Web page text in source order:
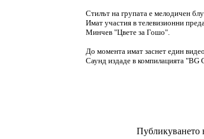
Стилът на групата е мелодичен
Имат участия в телевизионни
Минчев "Цвете за Гошо".
До момента имат заснет един
Саунд издаде в компилацията
Публикуването